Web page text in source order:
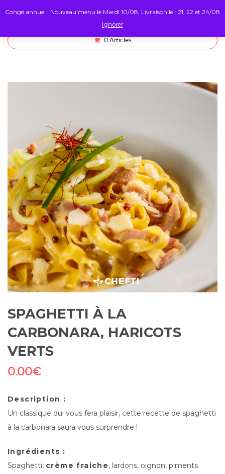
0 Articles
SPAGHETTI À LA
CARBONARA, HARICOTS
VERTS
0.00€
Description :
Un classique qui vous fera plaisir, cette recette de spaghetti
à la carbonara saura vous surprendre !
Ingrédients :
Spaghetti, crème fraiche, lardons, oignon, piments
Congé annuel : Nouveau menu le Mardi 10/08, Livraison le : 21, 22 et 24/08
Ignorer